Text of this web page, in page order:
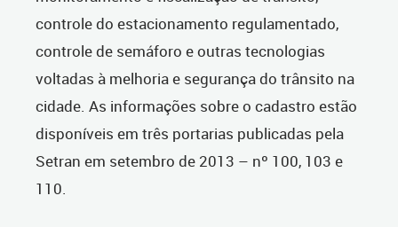
controle do estacionamento regulamentado,
controle de semáforo e outras tecnologias
voltadas à melhoria e segurança do trânsito na
cidade. As informações sobre o cadastro estão
disponíveis em três portarias publicadas pela
Setran em setembro de 2013 – nº 100, 103 e
110.